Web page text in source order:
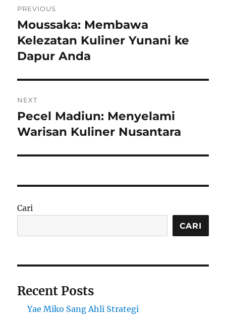
pos
PREVIOUS
Previous
post:
Moussaka: Membawa
Kelezatan Kuliner Yunani ke
Dapur Anda
NEXT
Next
post:
Pecel Madiun: Menyelami
Warisan Kuliner Nusantara
Cari
CARI
Recent Posts
Yae Miko Sang Ahli Strategi